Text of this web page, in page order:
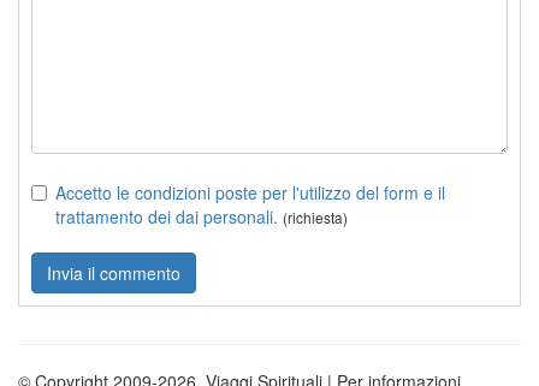
Accetto le condizioni poste per l'utilizzo del form e il
trattamento dei dai personali. (richiesta)
© Copyright 2009-2026. Viaggi Spirituali | Per informazioni